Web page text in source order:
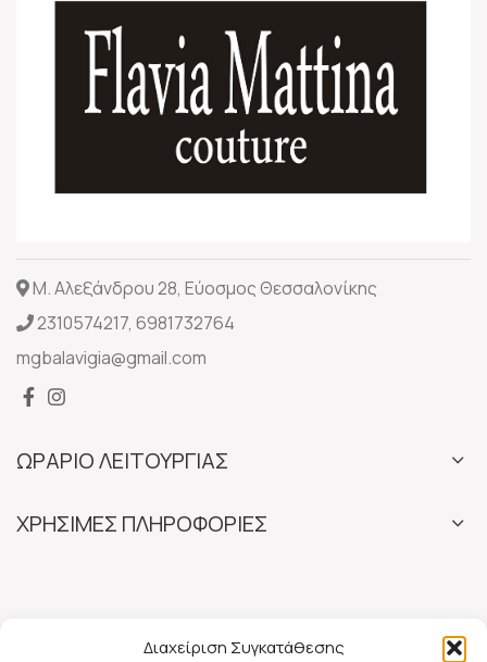
Διαχείριση Συγκατάθεσης
Μ. Αλεξάνδρου 28, Εύοσμος Θεσσαλονίκης
2310574217, 6981732764
mgbalavigia@gmail.com
ΩΡΑΡΙΟ ΛΕΙΤΟΥΡΓΙΑΣ
ΧΡΗΣΙΜΕΣ ΠΛΗΡΟΦΟΡΙΕΣ